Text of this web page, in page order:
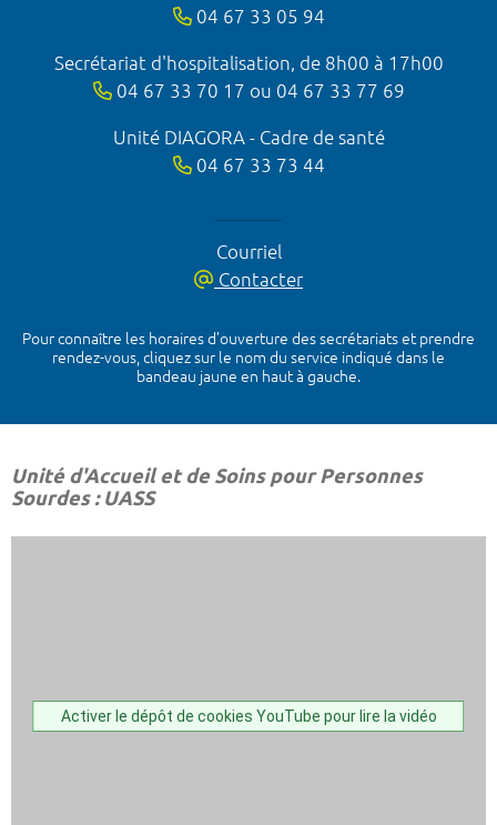
04 67 33 05 94
Secrétariat d'hospitalisation, de 8h00 à 17h00
04 67 33 70 17 ou 04 67 33 77 69
Unité DIAGORA - Cadre de santé
04 67 33 73 44
Courriel
Contacter
Pour connaître les horaires d’ouverture des secrétariats et prendre
rendez-vous, cliquez sur le nom du service indiqué dans le
bandeau jaune en haut à gauche.
Unité d'Accueil et de Soins pour Personnes
Sourdes : UASS
Activer le dépôt de cookies YouTube pour lire la vidéo